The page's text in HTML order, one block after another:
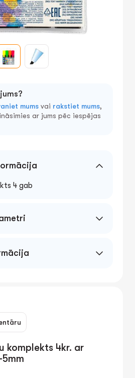
mums vai rakstiet mums,
ar jums pēc iespējas
4 gab
komplekts 4kr. ar